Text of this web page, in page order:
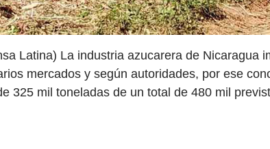
Latina) La industria azucarera de Nicaragua
mercados y según autoridades, por ese
325 mil toneladas de un total de 480 mil